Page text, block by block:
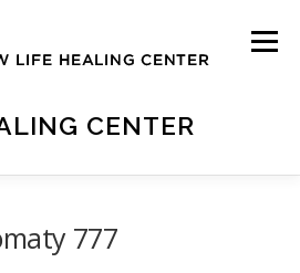
CENTER
Menu
777